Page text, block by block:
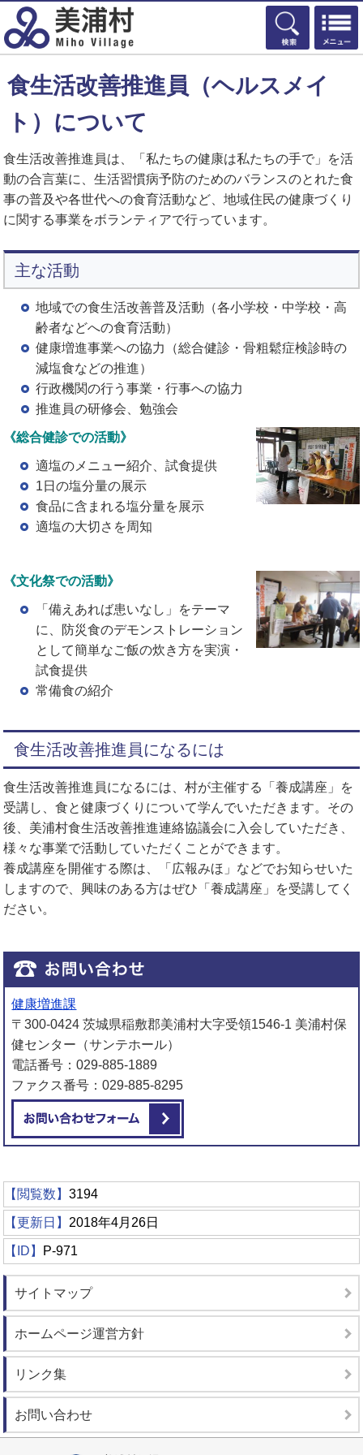
検索
食生活改善推進員（ヘルスメイ
ト）について
食生活改善推進員は、「私たちの健康は私たちの手で」を活
動の合言葉に、生活習慣病予防のためのバランスのとれた食
事の普及や各世代への食育活動など、地域住民の健康づくり
に関する事業をボランティアで行っています。
主な活動
地域での食生活改善普及活動（各小学校・中学校・高
齢者などへの食育活動）
健康増進事業への協力（総合健診・骨粗鬆症検診時の
減塩食などの推進）
行政機関の行う事業・行事への協力
推進員の研修会、勉強会
《総合健診での活動》
適塩のメニュー紹介、試食提供
1日の塩分量の展示
食品に含まれる塩分量を展示
適塩の大切さを周知
《文化祭での活動》
「備えあれば患いなし」をテーマ
に、防災食のデモンストレーション
として簡単なご飯の炊き方を実演・
試食提供
常備食の紹介
食生活改善推進員になるには
食生活改善推進員になるには、村が主催する「養成講座」を
受講し、食と健康づくりについて学んでいただきます。その
後、美浦村食生活改善推進連絡協議会に入会していただき、
様々な事業で活動していただくことができます。
養成講座を開催する際は、「広報みほ」などでお知らせいた
しますので、興味のある方はぜひ「養成講座」を受講してく
ださい。
健康増進課
〒300-0424 茨城県稲敷郡美浦村大字受領1546-1 美浦村保
健センター（サンテホール）
電話番号：029-885-1889
ファクス番号：029-885-8295
【閲覧数】3194
【更新日】 2018年4月26日
【ID】 P-971
サイトマップ
ホームページ運営方針
リンク集
お問い合わせ